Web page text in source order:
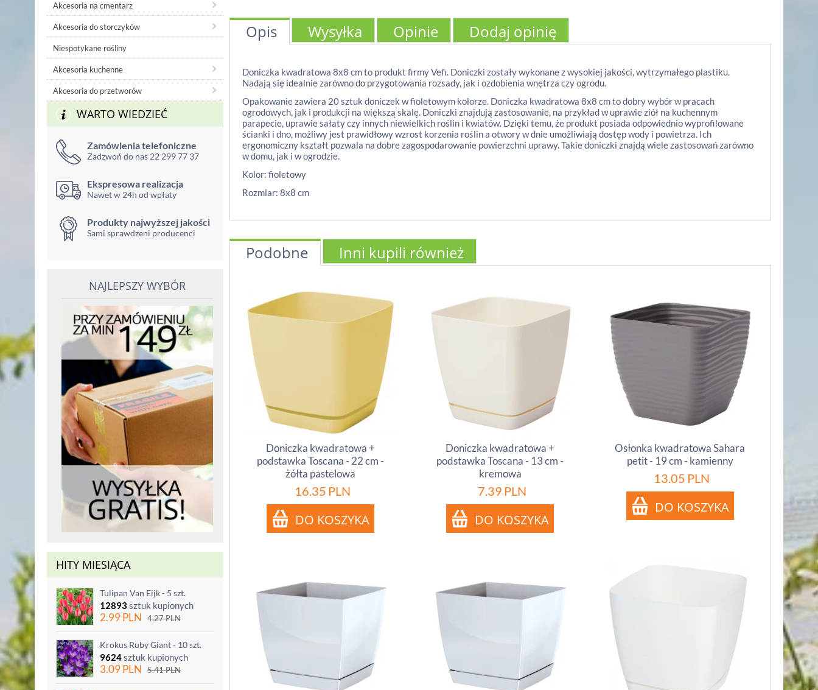
Akcesoria na cmentarz
Akcesoria do storczyków
Niespotykane rośliny
Akcesoria kuchenne
Akcesoria do przetworów
WARTO WIEDZIEĆ
Zamówienia telefoniczne
Zadzwoń do nas 22 299 77 37
Ekspresowa realizacja
Nawet w 24h od wpłaty
Produkty najwyższej jakości
Sami sprawdzeni producenci
NAJLEPSZY WYBÓR
HITY MIESIĄCA
Tulipan Van Eijk - 5 szt.
12893sztuk kupionych
2.99PLN 4.27PLN
Krokus Ruby Giant - 10 szt.
9624sztuk kupionych
3.09PLN 5.41PLN
Opis Wysyłka Opinie Dodaj opinię
Doniczka kwadratowa 8x8 cm to produkt firmy Vefi. Doniczki zostały wykonane z wysokiej jakości, wytrzymałego plastiku.
Nadają się idealnie zarówno do przygotowania rozsady, jak i ozdobienia wnętrza czy ogrodu.
Opakowanie zawiera 20 sztuk doniczek w fioletowym kolorze. Doniczka kwadratowa 8x8 cm to dobry wybór w pracach
ogrodowych, jak i produkcji na większą skalę. Doniczki znajdują zastosowanie, na przykład w uprawie ziół na kuchennym
parapecie, uprawie sałaty czy innych niewielkich roślin i kwiatów. Dzięki temu, że produkt posiada odpowiednio wyprofilowane
ścianki i dno, możliwy jest prawidłowy wzrost korzenia roślin a otwory w dnie umożliwiają dostęp wody i powietrza. Ich
ergonomiczny kształt pozwala na dobre zagospodarowanie powierzchni uprawy. Takie doniczki znajdą wiele zastosowań zarówno
w domu, jak i w ogrodzie.
Kolor: fioletowy
Rozmiar: 8x8 cm
Podobne Inni kupili również
Doniczka kwadratowa +
podstawka Toscana - 22 cm -
żółta pastelowa
16.35 PLN
Doniczka kwadratowa +
podstawka Toscana - 13 cm -
kremowa
7.39 PLN
Osłonka kwadratowa Sahara
petit - 19 cm - kamienny
13.05 PLN